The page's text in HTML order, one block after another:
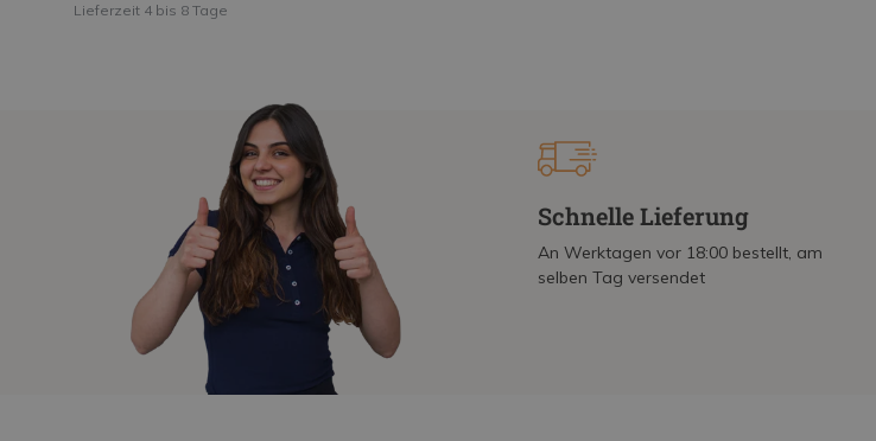
Lieferzeit 4 bis 8 Tage
Schnelle Lieferung
An Werktagen vor 18:00 bestellt, am
selben Tag versendet